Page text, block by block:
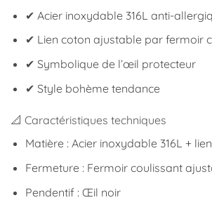
✔ Acier inoxydable 316L anti-
✔ Lien coton ajustable par fermoir
✔ Symbolique de l’œil protecteur
✔ Style bohème tendance
📐 Caractéristiques techniques
Matière : Acier inoxydable 316L +
Fermeture : Fermoir coulissant
Pendentif : Œil noir